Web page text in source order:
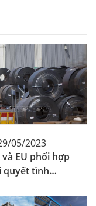
05/2023
và EU phối hợp
quyết tình
thép